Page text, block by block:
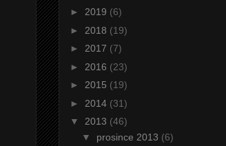
► 2019 (6)
► 2018 (19)
► 2017 (7)
► 2016 (23)
► 2015 (19)
► 2014 (31)
▼ 2013 (46)
▼ prosince 2013 (6)